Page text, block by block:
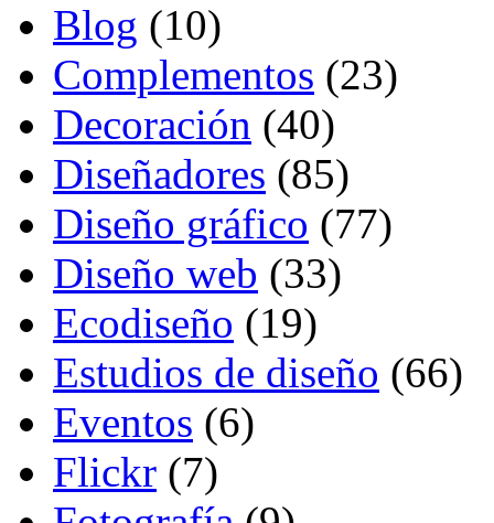
Blog (10)
Complementos (23)
Decoración (40)
Diseñadores (85)
Diseño gráfico (77)
Diseño web (33)
Ecodiseño (19)
Estudios de diseño (66)
Eventos (6)
Flickr (7)